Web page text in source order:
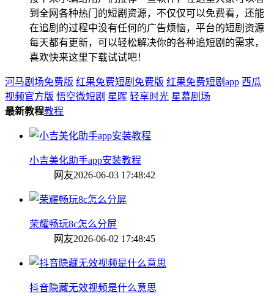
到全网各种热门的短剧资源，不仅仅可以免费看，还能
在追剧的过程中没有任何的广告烦恼，平台的短剧资源
每天都有更新，可以轻松解决你的各种追短剧的需求，
喜欢快来这里下载试试吧！
河马剧场免费版 红果免费短剧免费版 红果免费短剧app 西瓜
视频官方版 悟空微短剧 星晖 轻享时光 星慕剧场
最新教程教程
小吉美化助手app安装教程
网友2026-06-03 17:48:42
荣耀畅玩8c怎么分屏
网友2026-06-02 17:48:45
抖音隐藏无效视频是什么意思